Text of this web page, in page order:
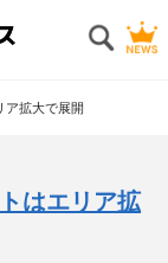
ア拡大で展開
はエリア拡